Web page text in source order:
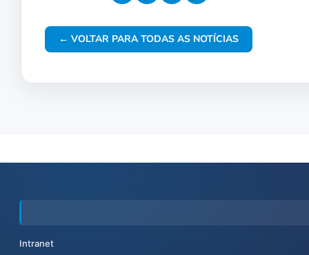
← VOLTAR PARA TODAS AS NOTÍCIAS
Intranet